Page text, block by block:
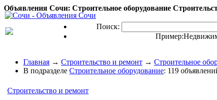
Объявления Сочи: Строительное оборудование
Поиск:
Пример:
Главная → Строительство и ремонт → Строительное
В подразделе Строительное оборудование: 119
Строительство и ремонт